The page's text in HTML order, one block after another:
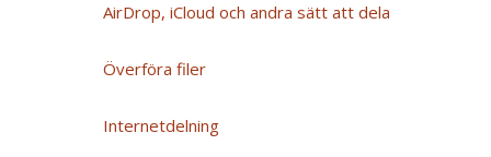
AirDrop, iCloud och andra sätt att dela
Överföra filer
Internetdelning